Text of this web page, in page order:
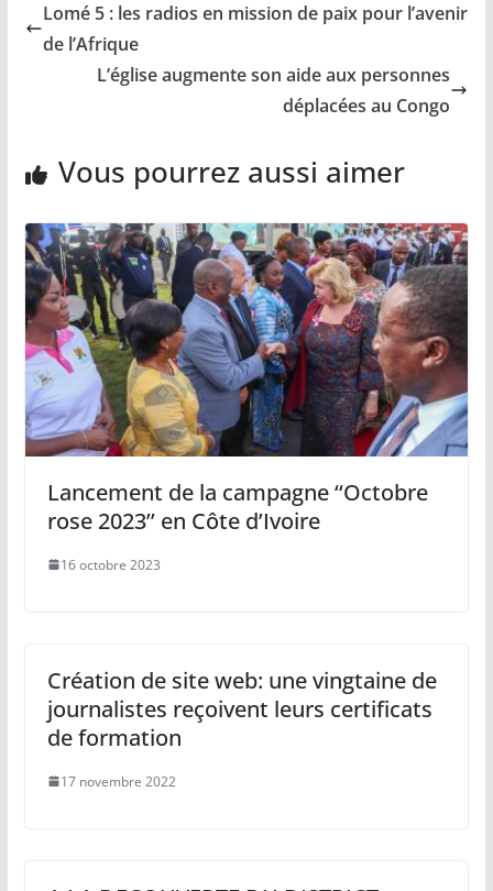
Lomé 5 : les radios en mission de paix pour l’avenir
de l’Afrique
L’église augmente son aide aux personnes
déplacées au Congo
Vous pourrez aussi aimer
Lancement de la campagne ‘‘Octobre
rose 2023’’ en Côte d’Ivoire
16 octobre 2023
Création de site web: une vingtaine de
journalistes reçoivent leurs certificats
de formation
17 novembre 2022